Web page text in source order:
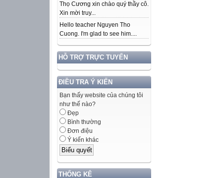
Thọ Cương xin chào quý thầy cô.
Xin mời truy...
Hello teacher Nguyen Tho
Cuong. I'm glad to see him....
HỖ TRỢ TRỰC TUYẾN
ĐIỀU TRA Ý KIẾN
Bạn thấy website của chúng tôi
như thế nào?
Đẹp
Bình thường
Đơn điệu
Ý kiến khác
THỐNG KÊ